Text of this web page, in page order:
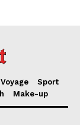
Voyage
Sport
Make-up